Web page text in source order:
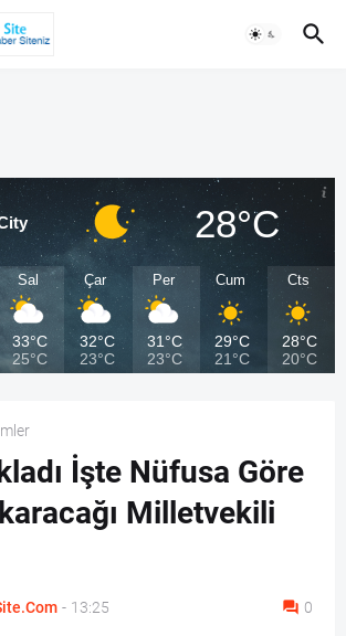
28°C
Sal
33°C
25°C
Çar
32°C
23°C
Per
31°C
23°C
Cum
29°C
21°C
Cts
28°C
20°C
İşte Nüfusa Göre
Milletvekili
- 13:25 0